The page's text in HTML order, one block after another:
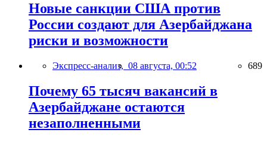
Новые санкции США против
России создают для Азербайджана
риски и возможности
Экспресс-анализ, 08 августа, 00:52 689
Почему 65 тысяч вакансий в
Азербайджане остаются
незаполненными